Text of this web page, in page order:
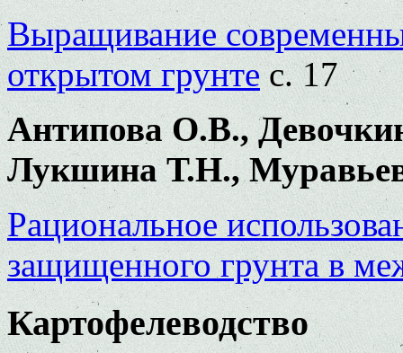
Выращивание
открытом грунтес. 17
Антипова О.В.,
Лукшина Т.Н.,
Рациональное
защищенного грунта в
Картофелеводство